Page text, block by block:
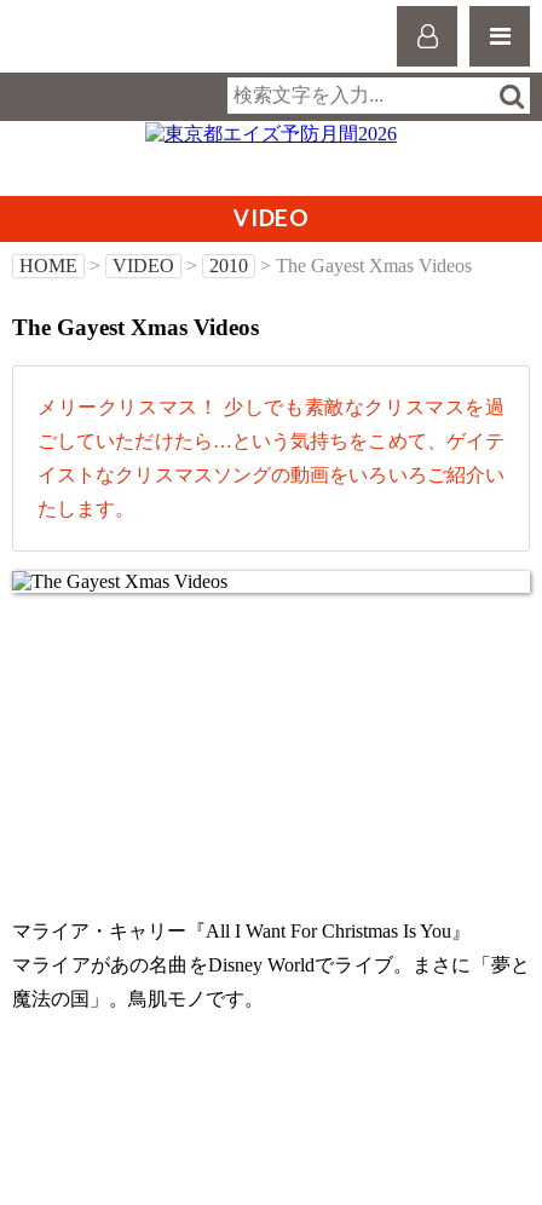
VIDEO
HOME > VIDEO > 2010 > The Gayest Xmas Videos
The Gayest Xmas Videos
メリークリスマス！ 少しでも素敵なクリスマスを過
ごしていただけたら…という気持ちをこめて、ゲイテ
イストなクリスマスソングの動画をいろいろご紹介い
たします。
マライア・キャリー『All I Want For Christmas Is You』
マライアがあの名曲をDisney Worldでライブ。まさに「夢と
魔法の国」。鳥肌モノです。